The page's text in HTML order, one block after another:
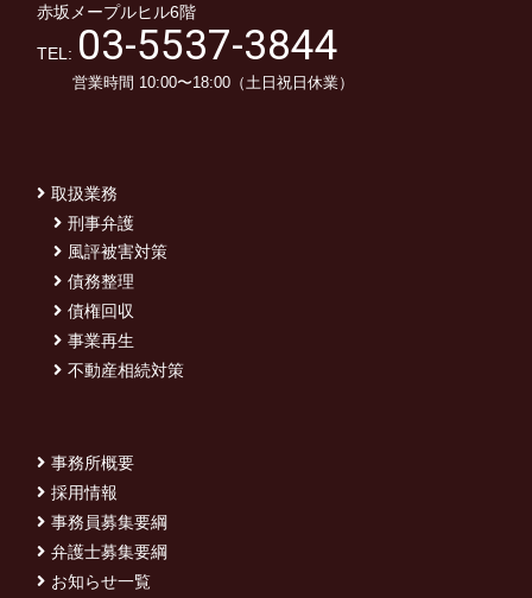
赤坂メープルヒル6階
TEL: 03-5537-3844
営業時間 10:00〜18:00（土日祝日休業）
取扱業務
刑事弁護
風評被害対策
債務整理
債権回収
事業再生
不動産相続対策
事務所概要
採用情報
事務員募集要綱
弁護士募集要綱
お知らせ一覧